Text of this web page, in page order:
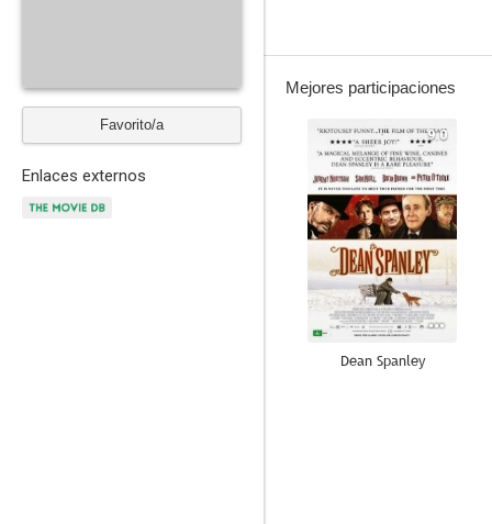
Favorito/a
Enlaces externos
Mejores participaciones
9.0
Dean Spanley